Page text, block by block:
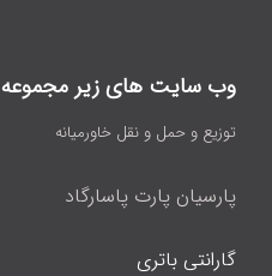
وب سایت های زیر مجموعه
توزیع و حمل و نقل خاورمیانه
پارسیان پارت پاسارگاد
گارانتی باتری